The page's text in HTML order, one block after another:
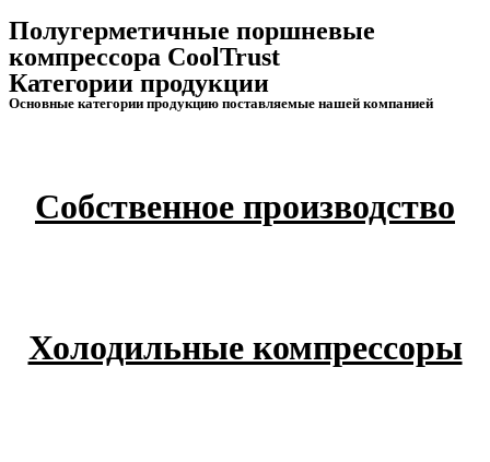
Полугерметичные поршневые
компрессора CoolTrust
Категории продукции
Основные категории продукцию поставляемые нашей компанией
Собственное производство
Холодильные компрессоры